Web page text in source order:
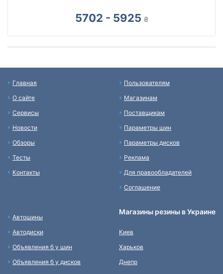
5702 - 5925 ₴
Главная
О сайте
Сервисы
Новости
Обзоры
Тесты
Контакты
Пользователям
Магазинам
Поставщикам
Параметры шин
Параметры дисков
Реклама
Для правообладателей
Соглашение
Автошины
Автодиски
Объявления б у шин
Объявления б у дисков
Магазины резины в Украине
Киев
Харьков
Днепр